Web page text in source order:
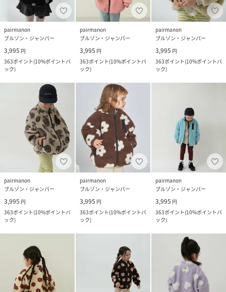
pairmanon
ブルゾン・ジャンパー
3,995 円
363ポイント(10%ポイントバ
ック)
pairmanon
ブルゾン・ジャンパー
3,995 円
363ポイント(10%ポイントバ
ック)
pairmanon
ブルゾン・ジャンパー
3,995 円
363ポイント(10%ポイントバ
ック)
pairmanon
ブルゾン・ジャンパー
3,995 円
363ポイント(10%ポイントバ
ック)
pairmanon
ブルゾン・ジャンパー
3,995 円
363ポイント(10%ポイントバ
ック)
pairmanon
ブルゾン・ジャンパー
3,995 円
363ポイント(10%ポイントバ
ック)